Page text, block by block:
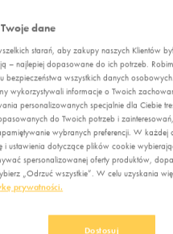
dane
starań, aby zakupy naszych Klientów
– najlepiej dopasowane do ich potrzeb.
bezpieczeństwa wszystkich danych
wykorzystywali informacje o Twoich
personalizowanych specjalnie dla Ciebie
do Twoich potrzeb i
wybranych preferencji. W każdej
i ustawienia dotyczące plików cookie
spersonalizowanej oferty produktów,
„Odrzuć wszystkie”. W celu uzyskania
prywatności.
Dostosuj